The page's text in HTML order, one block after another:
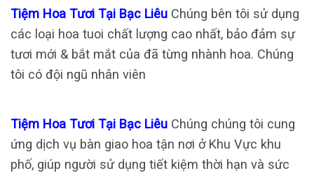
Tiệm Hoa Tươi Tại Bạc Liêu Chúng bên tôi sử dụng
các loại hoa tuoi chất lượng cao nhất, bảo đảm sự
tươi mới & bắt mắt của đã từng nhành hoa. Chúng
tôi có đội ngũ nhân viên
Tiệm Hoa Tươi Tại Bạc Liêu Chúng chúng tôi cung
ứng dịch vụ bàn giao hoa tận nơi ở Khu Vực khu
phố, giúp người sử dụng tiết kiệm thời hạn và sức